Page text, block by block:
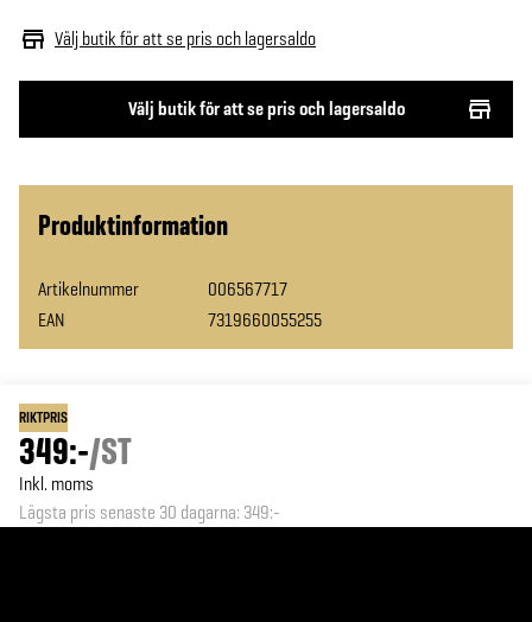
Välj butik för att se pris och lagersaldo
Välj butik för att se pris och lagersaldo
Produktinformation
Artikelnummer
006567717
EAN
7319660055255
RIKTPRIS
349:-/ST
Inkl. moms
Lägsta pris senaste 30 dagarna: 349:-